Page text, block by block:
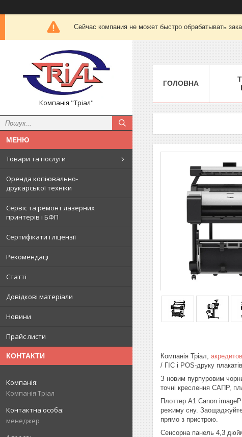
Сейчас компания не может быстро обрабатывать
Компанія "Тріал"
Товари та послуги
Оренда копіювально-
друкарської техніки
Сервіс та ремонт лазерних
принтерів і БФП
Сертифікати і ліцензії
Рекомендаці
Статті
Довідкові матеріали
Новини
Прайс листи
КОНТАКТИ
Компанія Тріал
менеджер
ГОЛОВНА
Компанія Тріал,
/ ГІС і POS-друку
З новим пурпуровим
точні креслення САПР,
Плоттер A1 Canon
режиму сну. Заощаджуйте
прямо з пристрою.
Сенсорна панель 4,3